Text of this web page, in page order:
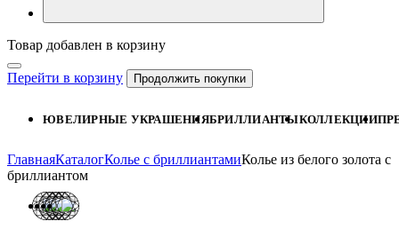
Товар добавлен в корзину
Перейти в корзину Продолжить покупки
ЮВЕЛИРНЫЕ УКРАШЕНИЯБРИЛЛИАНТЫКОЛЛЕКЦИИ
ГлавнаяКаталогКолье с бриллиантамиКолье из белого золота с
бриллиантом